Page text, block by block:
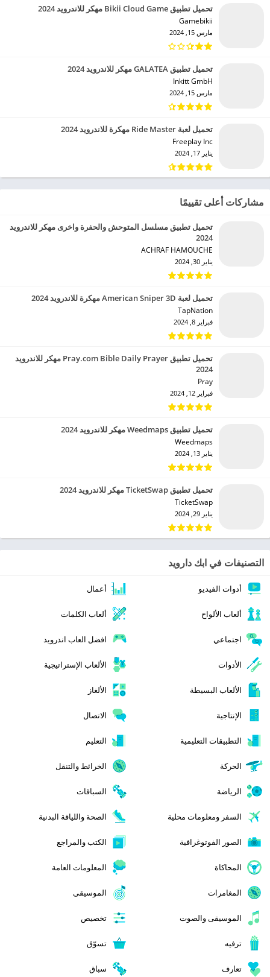
تحميل تطبيق Bikii Cloud Game مهكر للاندرويد 2024
Gamebikii‏
مارس 15, 2024
تحميل تطبيق GALATEA مهكر للاندرويد 2024
Inkitt GmbH‏
مارس 15, 2024
تحميل لعبة Ride Master مهكرة للاندرويد 2024
Freeplay Inc‏
يناير 17, 2024
مشاركات أعلى تقييمًا
تحميل تطبيق مسلسل المتوحش والحفرة واخرى مهكر للاندرويد
2024
ACHRAF HAMOUCHE‏
يناير 30, 2024
تحميل لعبة American Sniper 3D مهكرة للاندرويد 2024
TapNation‏
فبراير 8, 2024
تحميل تطبيق Pray.com Bible Daily Prayer مهكر للاندرويد
2024
Pray‏
فبراير 12, 2024
تحميل تطبيق Weedmaps مهكر للاندرويد 2024
Weedmaps‏
يناير 13, 2024
تحميل تطبيق TicketSwap مهكر للاندرويد 2024
TicketSwap‏
يناير 29, 2024
التصنيفات في ابك دارويد
أدوات الفيديو أعمال
ألعاب الألواح ألعاب الكلمات
اجتماعي افضل العاب اندرويد
الأدوات الألعاب الإستراتيجية
الألعاب البسيطة الألغاز
الإنتاجية الاتصال
التطبيقات التعليمية التعليم
الحركة الخرائط والتنقل
الرياضة السباقات
السفر ومعلومات محلية الصحة واللياقة البدنية
الصور الفوتوغرافية الكتب والمراجع
المحاكاة المعلومات العامة
المغامرات الموسيقى
الموسيقى والصوت تخصيص
ترفيه تسوّق
تعارف سباق